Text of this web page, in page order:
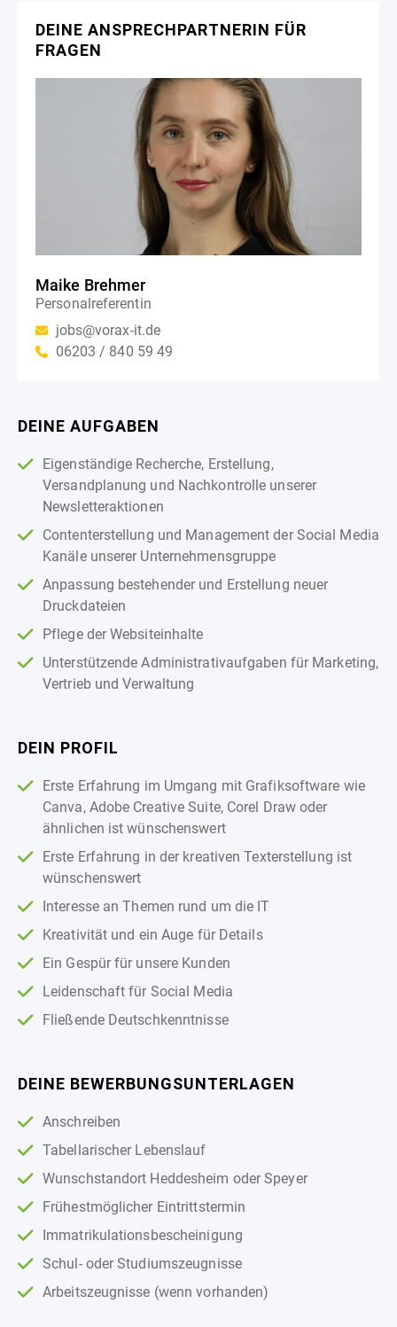
DEINE ANSPRECHPARTNERIN FÜR
FRAGEN
Maike Brehmer
Personalreferentin
jobs@vorax-it.de
06203 / 840 59 49
DEINE AUFGABEN
Eigenständige Recherche, Erstellung,
Versandplanung und Nachkontrolle unserer
Newsletteraktionen
Contenterstellung und Management der Social Media
Kanäle unserer Unternehmensgruppe
Anpassung bestehender und Erstellung neuer
Druckdateien
Pflege der Websiteinhalte
Unterstützende Administrativaufgaben für Marketing,
Vertrieb und Verwaltung
DEIN PROFIL
Erste Erfahrung im Umgang mit Grafiksoftware wie
Canva, Adobe Creative Suite, Corel Draw oder
ähnlichen ist wünschenswert
Erste Erfahrung in der kreativen Texterstellung ist
wünschenswert
Interesse an Themen rund um die IT
Kreativität und ein Auge für Details
Ein Gespür für unsere Kunden
Leidenschaft für Social Media
Fließende Deutschkenntnisse
DEINE BEWERBUNGSUNTERLAGEN
Anschreiben
Tabellarischer Lebenslauf
Wunschstandort Heddesheim oder Speyer
Frühestmöglicher Eintrittstermin
Immatrikulationsbescheinigung
Schul- oder Studiumszeugnisse
Arbeitszeugnisse (wenn vorhanden)